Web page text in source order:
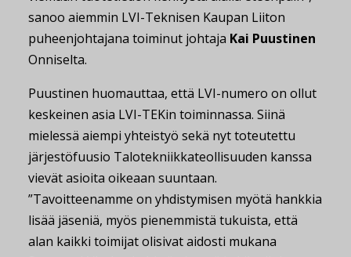
sanoo aiemmin LVI-Teknisen Kaupan Liiton
puheenjohtajana toiminut johtaja Kai Puustinen
Onniselta.
Puustinen huomauttaa, että LVI-numero on ollut
keskeinen asia LVI-TEKin toiminnassa. Siinä
mielessä aiempi yhteistyö sekä nyt toteutettu
järjestöfuusio Talotekniikkateollisuuden kanssa
vievät asioita oikeaan suuntaan.
”Tavoitteenamme on yhdistymisen myötä hankkia
lisää jäseniä, myös pienemmistä tukuista, että
alan kaikki toimijat olisivat aidosti mukana